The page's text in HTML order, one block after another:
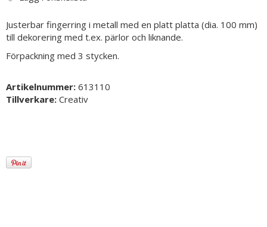
Justerbar fingerring i metall med en platt platta (dia. 100 mm)
till dekorering med t.ex. pärlor och liknande.
Förpackning med 3 stycken.
Artikelnummer: 613110
Tillverkare: Creativ